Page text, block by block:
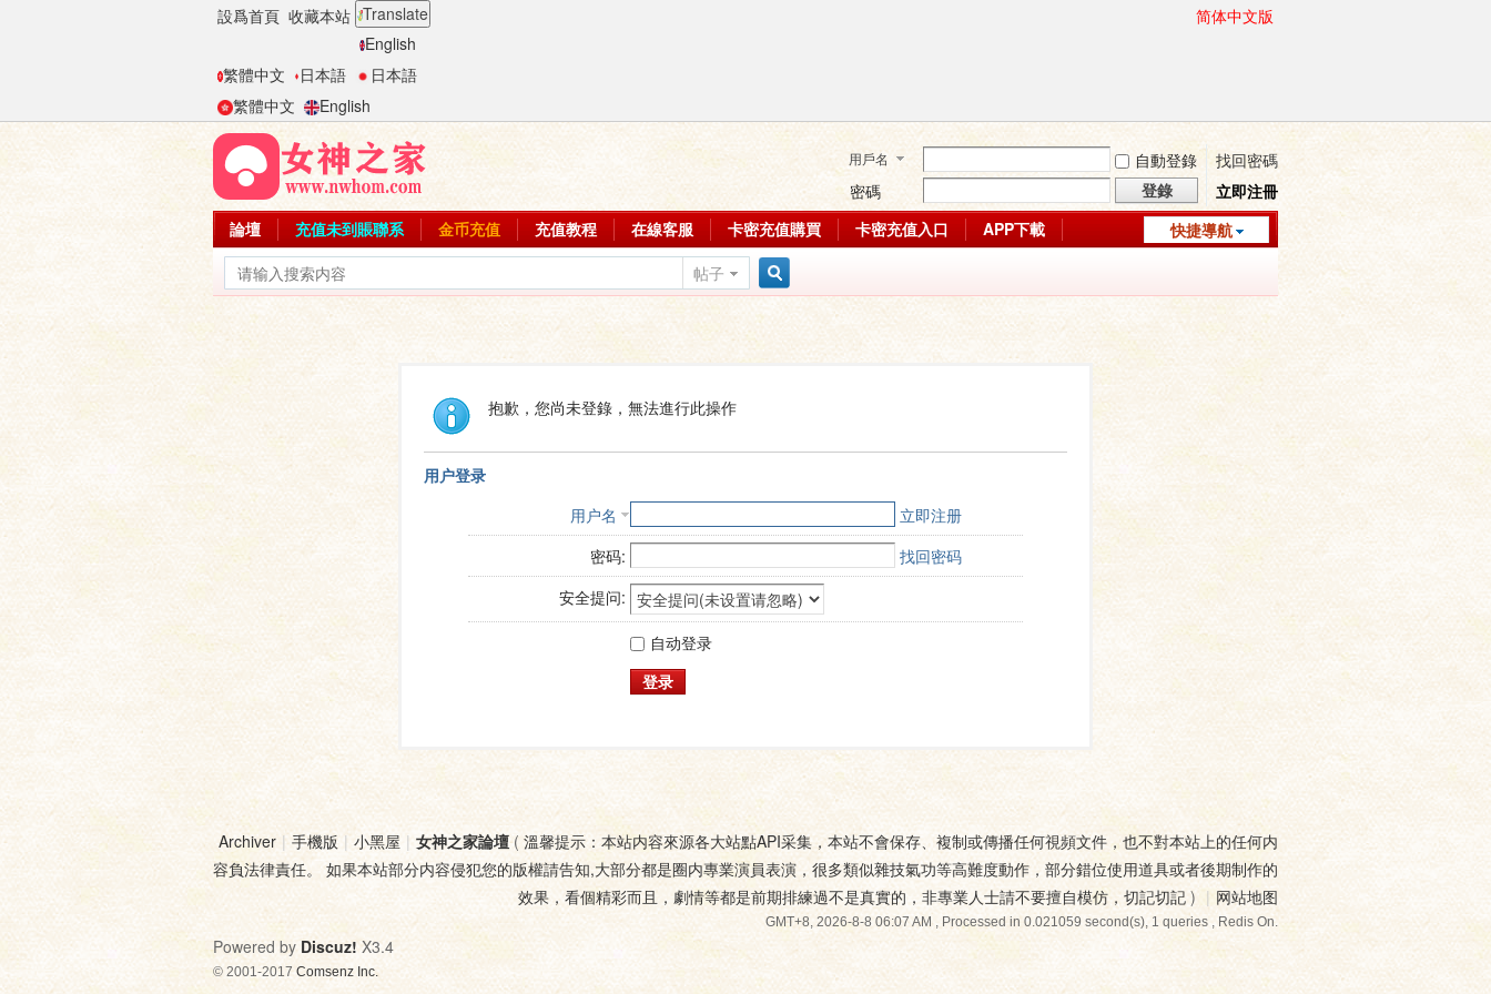
設爲首頁 收藏本站 Translate
English
繁體中文
日本語
日本語
繁體中文
English
简体中文版
用戶名 自動登錄
找回密碼
密碼
登錄
立即注冊
快捷導航
論壇 充值未到賬聯系 金币充值 充值教程 在線客服 卡密充值購買 卡密充值入口
APP下載
帖子
抱歉，您尚未登錄，無法進行此操作
用户登录
用户名
立即注册
密码:
找回密码
安全提问:
自动登录
登录
Archiver | 手機版 | 小黑屋 | 女神之家論壇( 溫馨提示：本站内容來源各大站點API采集，本站不會保存、複制或傳播任何視頻文件，也不對本站上的任何内
容負法律責任。 如果本站部分内容侵犯您的版權請告知,大部分都是圈内專業演員表演，很多類似雜技氣功等高難度動作，部分錯位使用道具或者後期制作的
效果，看個精彩而且，劇情等都是前期排練過不是真實的，非專業人士請不要擅自模仿，切記切記 ) | 网站地图
GMT+8, 2026-8-8 06:07 AM, Processed in 0.021059 second(s), 1 queries , Redis On.
Powered by Discuz! X3.4
© 2001-2017 Comsenz Inc.